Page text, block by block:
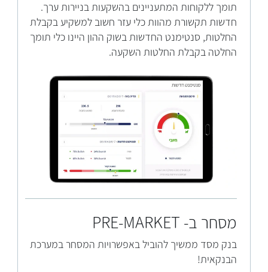
תומך ללקוחות המתעניינים בהשקעות בניירות ערך.
חדשות תקשורת מהוות כלי עזר חשוב למשקיע בקבלת
החלטות, סנטימנט החדשות בשוק ההון היינו כלי תומך
החלטה בקבלת החלטות השקעה.
מסחר ב- PRE-MARKET
בנק מסד ממשיך להוביל באפשרויות המסחר במערכת
הבנקאית!